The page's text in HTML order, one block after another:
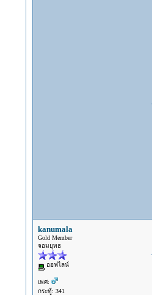
kanumala
Gold Member
จอมยุทธ
ออฟไลน์
เพศ:
กระทู้: 341